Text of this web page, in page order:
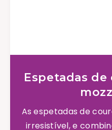
Espetadas
As espetadas de
irresistível, e